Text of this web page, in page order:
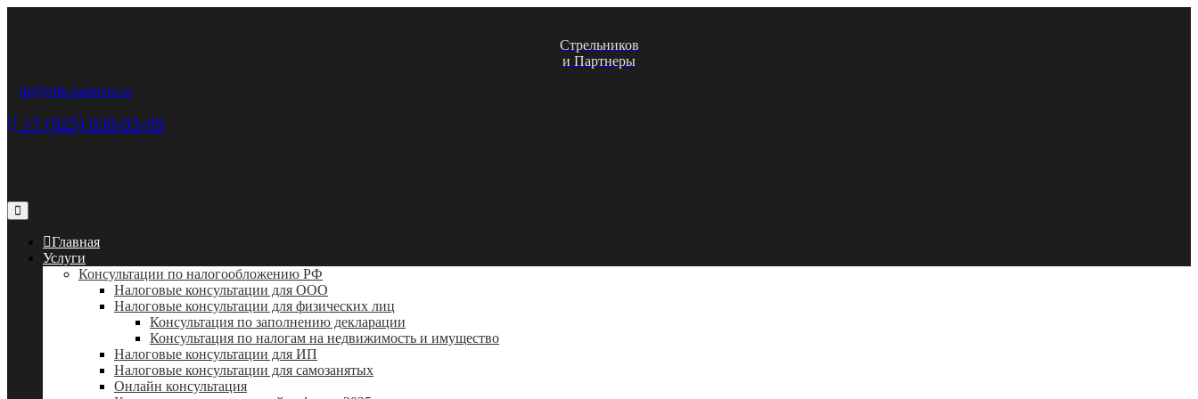
Стрельников
и Партнеры
ds@nftk-partners.ru
+7 (925) 030-93-09
Главная
Услуги
Консультации по налогообложению РФ
Налоговые консультации для ООО
Налоговые консультации для физических лиц
Консультация по заполнению декларации
Консультация по налогам на недвижимость и имущество
Налоговые консультации для ИП
Налоговые консультации для самозанятых
Онлайн консультация